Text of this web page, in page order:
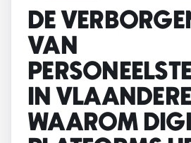
DE
VAN
IN
WAAROM